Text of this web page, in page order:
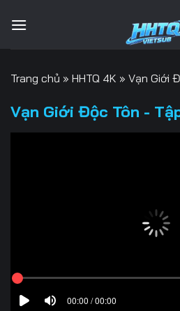
qua
Trang chủ » HHTQ 4K » Vạn Giới
Vạn Giới Độc Tôn -
00:00 / 00:00